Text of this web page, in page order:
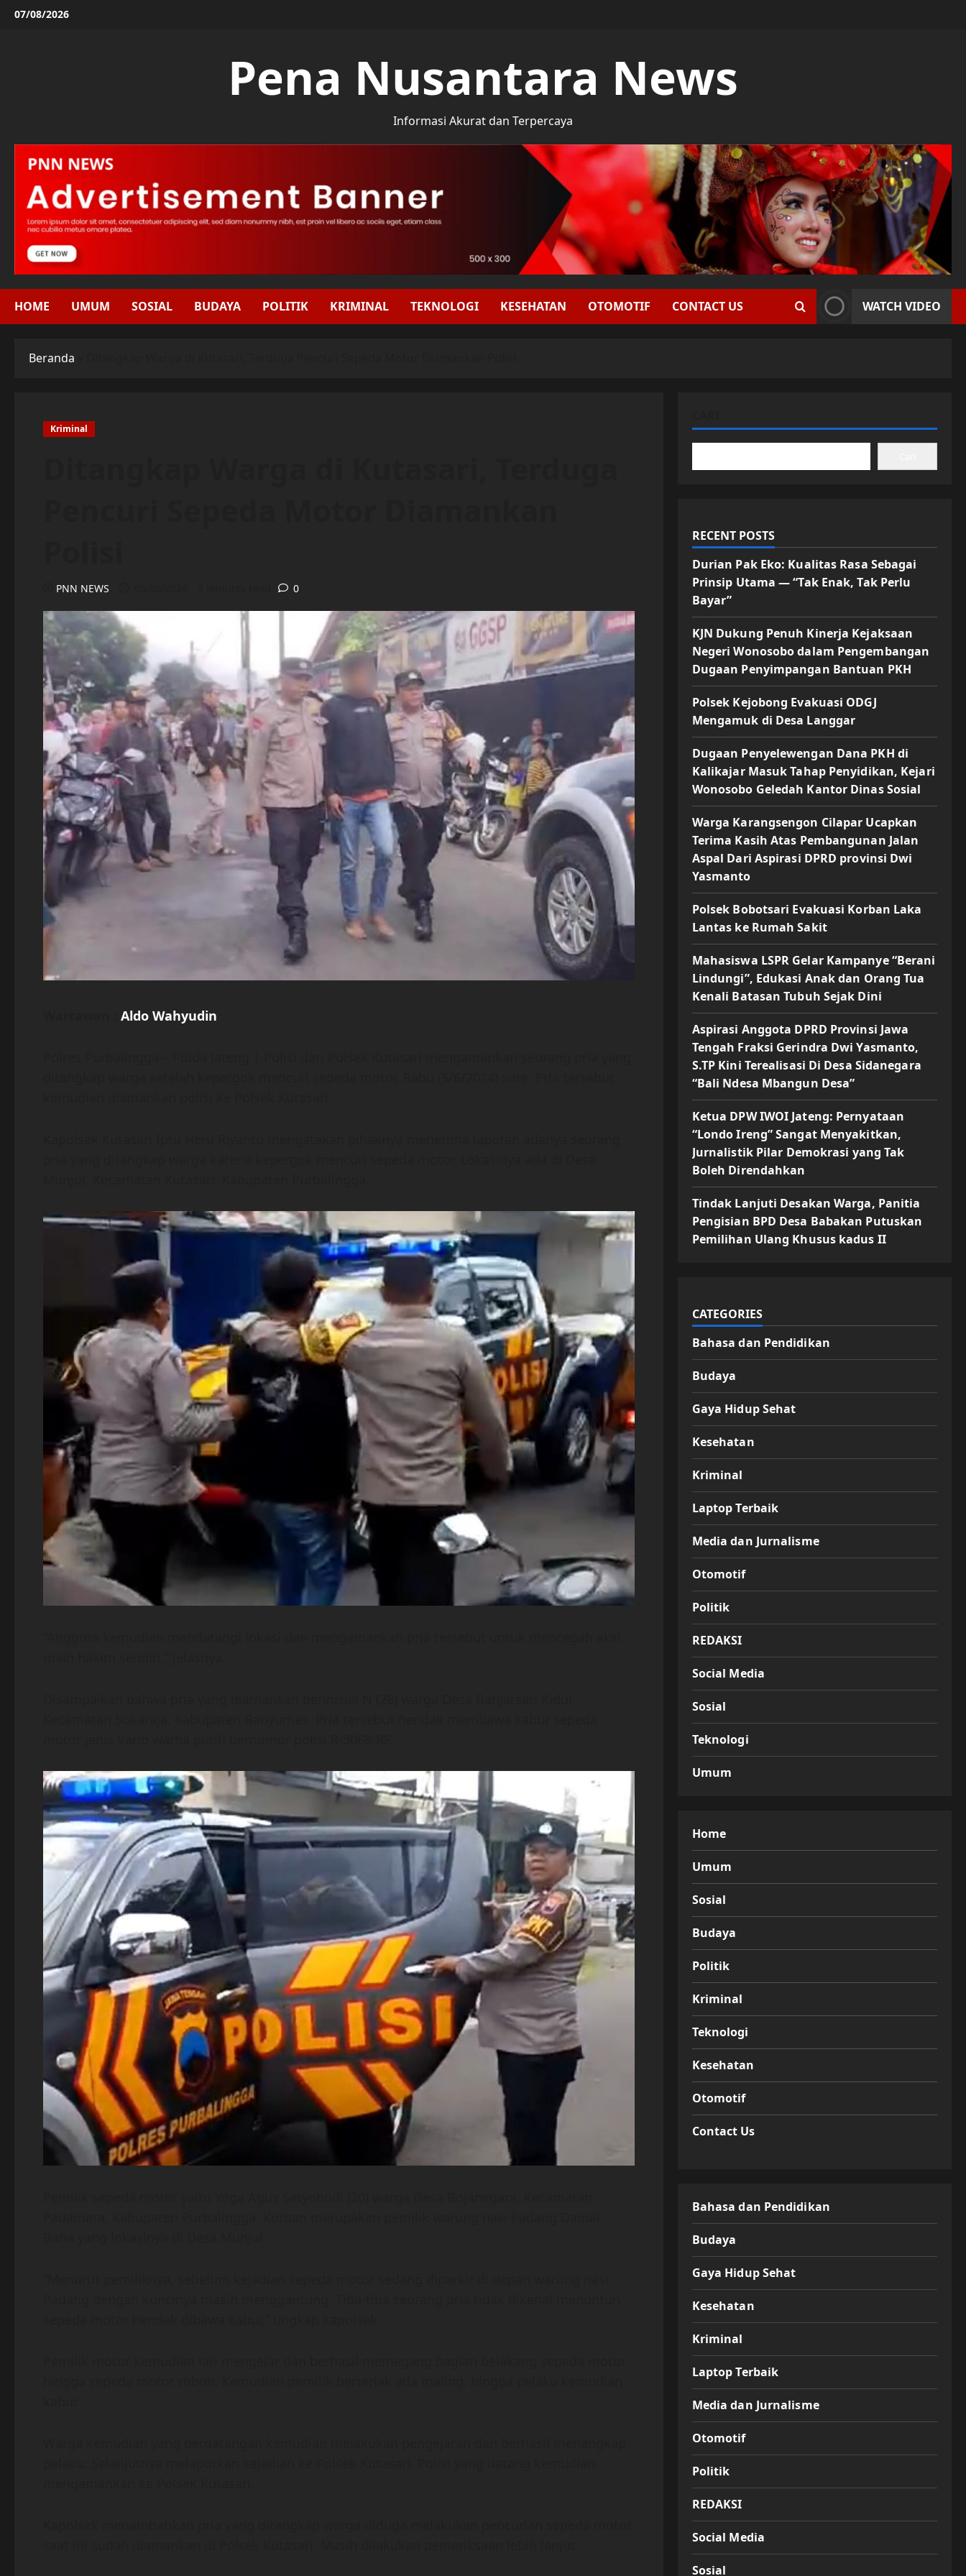
Skip07/08/2026
Pena Nusantara News
Informasi Akurat dan Terpercaya
HOME UMUM SOSIAL BUDAYA POLITIK KRIMINAL TEKNOLOGI KESEHATAN OTOMOTIF CONTACT US WATCH VIDEO
Beranda
Kriminal
PNN NEWS 0
Aldo Wahyudin
RECENT POSTS
Durian Pak Eko: Kualitas Rasa Sebagai
Prinsip Utama — “Tak Enak, Tak Perlu
Bayar”
KJN Dukung Penuh Kinerja Kejaksaan
Negeri Wonosobo dalam Pengembangan
Dugaan Penyimpangan Bantuan PKH
Polsek Kejobong Evakuasi ODGJ
Mengamuk di Desa Langgar
Dugaan Penyelewengan Dana PKH di
Kalikajar Masuk Tahap Penyidikan, Kejari
Wonosobo Geledah Kantor Dinas Sosial
Warga Karangsengon Cilapar Ucapkan
Terima Kasih Atas Pembangunan Jalan
Aspal Dari Aspirasi DPRD provinsi Dwi
Yasmanto
Polsek Bobotsari Evakuasi Korban Laka
Lantas ke Rumah Sakit
Mahasiswa LSPR Gelar Kampanye “Berani
Lindungi”, Edukasi Anak dan Orang Tua
Kenali Batasan Tubuh Sejak Dini
Aspirasi Anggota DPRD Provinsi Jawa
Tengah Fraksi Gerindra Dwi Yasmanto,
S.TP Kini Terealisasi Di Desa Sidanegara
“Bali Ndesa Mbangun Desa”
Ketua DPW IWOI Jateng: Pernyataan
“Londo Ireng” Sangat Menyakitkan,
Jurnalistik Pilar Demokrasi yang Tak
Boleh Direndahkan
Tindak Lanjuti Desakan Warga, Panitia
Pengisian BPD Desa Babakan Putuskan
Pemilihan Ulang Khusus kadus II
CATEGORIES
Bahasa dan Pendidikan
Budaya
Gaya Hidup Sehat
Kesehatan
Kriminal
Laptop Terbaik
Media dan Jurnalisme
Otomotif
Politik
REDAKSI
Social Media
Sosial
Teknologi
Umum
Home
Umum
Sosial
Budaya
Politik
Kriminal
Teknologi
Kesehatan
Otomotif
Contact Us
Bahasa dan Pendidikan
Budaya
Gaya Hidup Sehat
Kesehatan
Kriminal
Laptop Terbaik
Media dan Jurnalisme
Otomotif
Politik
REDAKSI
Social Media
Sosial